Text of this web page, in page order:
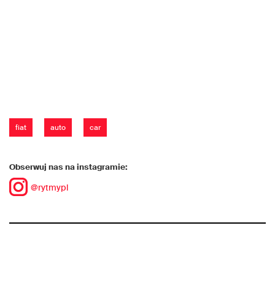
fiat auto car
Obserwuj nas na instagramie:
@rytmypl